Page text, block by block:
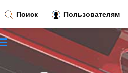
Поиск Пользователям